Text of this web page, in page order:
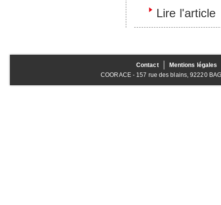
Lire l'article
Contact
Mentions légales
COORACE - 157 rue des blains, 92220